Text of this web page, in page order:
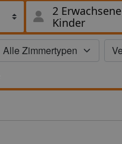
2 Erwachsene
Kinder